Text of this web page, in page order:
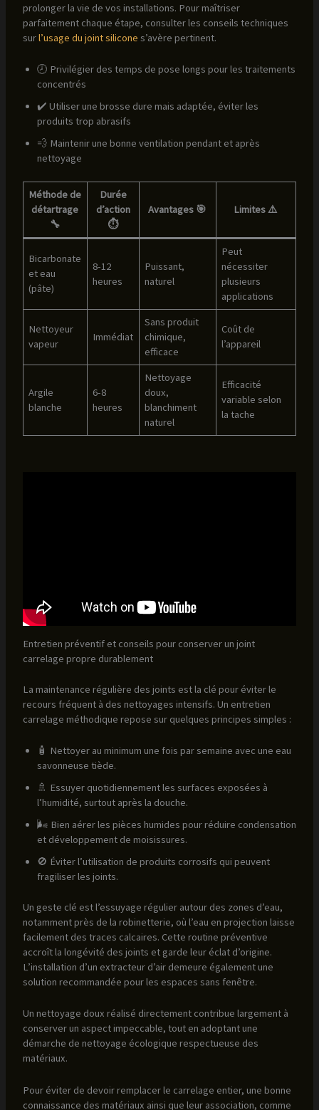
prolonger la vie de vos installations. Pour maîtriser
parfaitement chaque étape, consulter les conseils techniques
surl’usage du joint silicone s’avère pertinent.
🕗 Privilégier des temps de pose longs pour les traitements
concentrés
✔️ Utiliser une brosse dure mais adaptée, éviter les
produits trop abrasifs
💨 Maintenir une bonne ventilation pendant et après
nettoyage
Méthode de
détartrage
🔧
Durée
d’action
⏱️
Avantages 🎯 Limites ⚠️
Bicarbonate
et eau
(pâte)
8-12
heures
Puissant,
naturel
Peut
nécessiter
plusieurs
applications
Nettoyeur
vapeur
Immédiat
Sans produit
chimique,
efficace
Coût de
l’appareil
Argile
blanche
6-8
heures
Nettoyage
doux,
blanchiment
naturel
Efficacité
variable selon
la tache
Entretien préventif et conseils pour conserver un joint
carrelage propre durablement
La maintenance régulière des joints est la clé pour éviter le
recours fréquent à des nettoyages intensifs. Un entretien
carrelage méthodique repose sur quelques principes simples :
🧴 Nettoyer au minimum une fois par semaine avec une eau
savonneuse tiède.
🚿 Essuyer quotidiennement les surfaces exposées à
l’humidité, surtout après la douche.
🌬 Bien aérer les pièces humides pour réduire condensation
et développement de moisissures.
🚫 Éviter l’utilisation de produits corrosifs qui peuvent
fragiliser les joints.
Un geste clé est l’essuyage régulier autour des zones d’eau,
notamment près de la robinetterie, où l’eau en projection laisse
facilement des traces calcaires. Cette routine préventive
accroît la longévité des joints et garde leur éclat d’origine.
L’installation d’un extracteur d’air demeure également une
solution recommandée pour les espaces sans fenêtre.
Un nettoyage doux réalisé directement contribue largement à
conserver un aspect impeccable, tout en adoptant une
démarche de nettoyage écologique respectueuse des
matériaux.
Pour éviter de devoir remplacer le carrelage entier, une bonne
connaissance des matériaux ainsi que leur association, comme